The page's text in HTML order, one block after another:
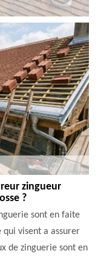
zingueur
?
sont en faite
visent a assurer
de zinguerie sont en